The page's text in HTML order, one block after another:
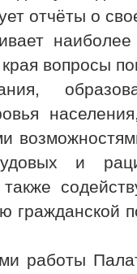
отчёты о
наиболее
вопросы
и